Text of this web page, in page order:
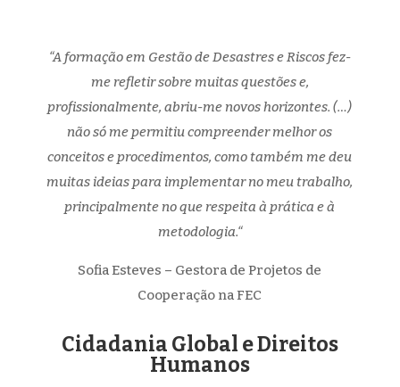
“A formação em Gestão de Desastres e Riscos fez-
me refletir sobre muitas questões e,
profissionalmente, abriu-me novos horizontes. (…)
não só me permitiu compreender melhor os
conceitos e procedimentos, como também me deu
muitas ideias para implementar no meu trabalho,
principalmente no que respeita à prática e à
metodologia.“
Sofia Esteves – Gestora de Projetos de
Cooperação na FEC
Cidadania Global e Direitos
Humanos